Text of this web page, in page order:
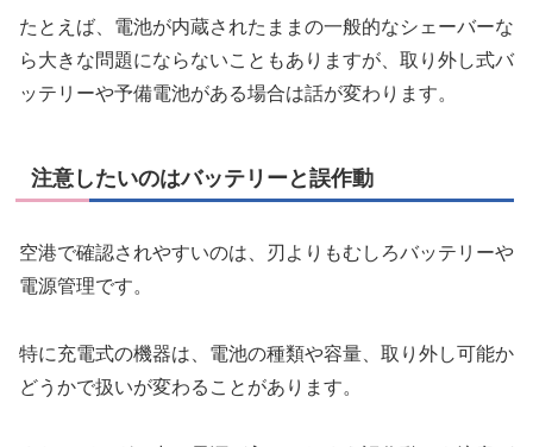
たとえば、電池が内蔵されたままの一般的なシェーバーな
ら大きな問題にならないこともありますが、取り外し式バ
ッテリーや予備電池がある場合は話が変わります。
注意したいのはバッテリーと誤作動
空港で確認されやすいのは、刃よりもむしろバッテリーや
電源管理です。
特に充電式の機器は、電池の種類や容量、取り外し可能か
どうかで扱いが変わることがあります。